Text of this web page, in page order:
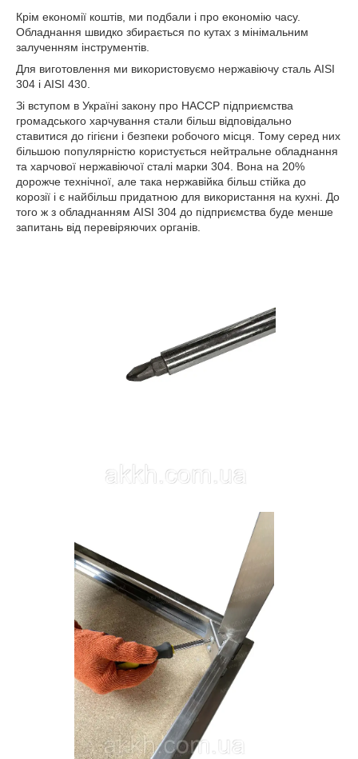
Крім економії коштів, ми подбали і про економію часу.
Обладнання швидко збирається по кутах з мінімальним
залученням інструментів.
Для виготовлення ми використовуємо нержавіючу сталь AISI
304 і AISI 430.
Зі вступом в Україні закону про HACCP підприємства
громадського харчування стали більш відповідально
ставитися до гігієни і безпеки робочого місця. Тому серед них
більшою популярністю користується нейтральне обладнання
та харчової нержавіючої сталі марки 304. Вона на 20%
дорожче технічної, але така нержавійка більш стійка до
корозії і є найбільш придатною для використання на кухні. До
того ж з обладнанням AISI 304 до підприємства буде менше
запитань від перевіряючих органів.